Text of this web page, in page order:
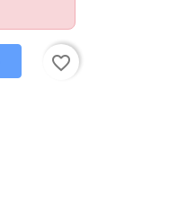
favorite_border